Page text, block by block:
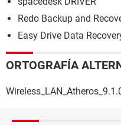
Redo Backup and
Easy Drive Data
ORTOGRAFÍA